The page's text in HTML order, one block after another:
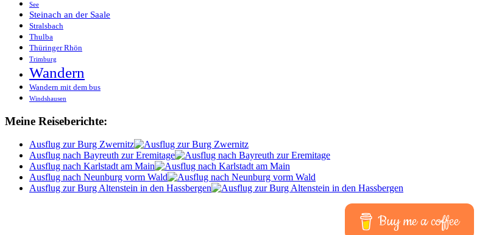
See
Steinach an der Saale
Stralsbach
Thulba
Thüringer Rhön
Trimburg
Wandern
Wandern mit dem bus
Windshausen
Meine Reiseberichte:
Ausflug zur Burg Zwernitz
Ausflug nach Bayreuth zur Eremitage
Ausflug nach Karlstadt am Main
Ausflug nach Neunburg vorm Wald
Ausflug zur Burg Altenstein in den Hassbergen
Buy me a coffee